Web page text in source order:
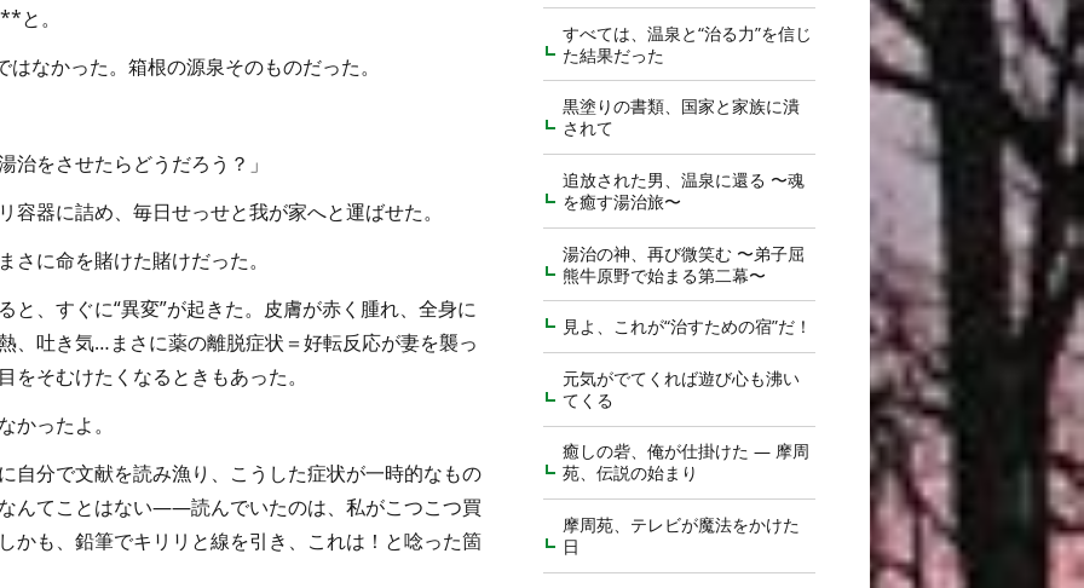
と。
なかった。箱根の源泉そのものだった。
治をさせたらどうだろう？」
容器に詰め、毎日せっせと我が家へと運ばせた。
に命を賭けた賭けだった。
と、すぐに“異変”が起きた。皮膚が赤く腫れ、全身に
、吐き気…まさに薬の離脱症状＝好転反応が妻を襲っ
そむけたくなるときもあった。
かったよ。
自分で文献を読み漁り、こうした症状が一時的なもの
んてことはない——読んでいたのは、私がこつこつ買
かも、鉛筆でキリリと線を引き、これは！と唸った箇
すべては、温泉と“治る力”を信じ
た結果だった
黒塗りの書類、国家と家族に潰
されて
追放された男、温泉に還る 〜魂
を癒す湯治旅〜
湯治の神、再び微笑む 〜弟子屈
熊牛原野で始まる第二幕〜
見よ、これが“治すための宿”だ！
元気がでてくれば遊び心も沸い
てくる
癒しの砦、俺が仕掛けた ― 摩周
苑、伝説の始まり
摩周苑、テレビが魔法をかけた
日